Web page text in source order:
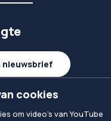
nieuwsbrief
linkedIn
cookies
om video's van YouTube